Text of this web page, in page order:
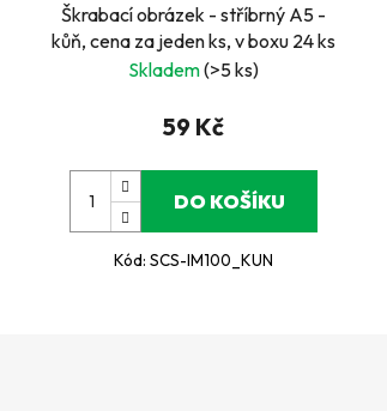
Škrabací obrázek - stříbrný A5 -
kůň, cena za jeden ks, v boxu 24 ks
Skladem(>5 ks)
59 Kč
DO KOŠÍKU
Kód: SCS-IM100_KUN